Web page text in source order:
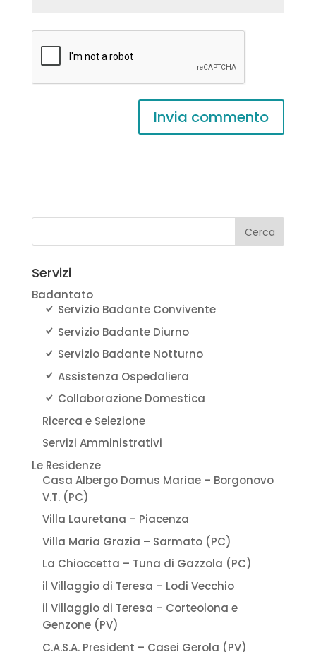
Servizi
Badantato
Servizio Badante Convivente
Servizio Badante Diurno
Servizio Badante Notturno
Assistenza Ospedaliera
Collaborazione Domestica
Ricerca e Selezione
Servizi Amministrativi
Le Residenze
Casa Albergo Domus Mariae – Borgonovo
V.T. (PC)
Villa Lauretana – Piacenza
Villa Maria Grazia – Sarmato (PC)
La Chioccetta – Tuna di Gazzola (PC)
il Villaggio di Teresa – Lodi Vecchio
il Villaggio di Teresa – Corteolona e
Genzone (PV)
C.A.S.A. President – Casei Gerola (PV)